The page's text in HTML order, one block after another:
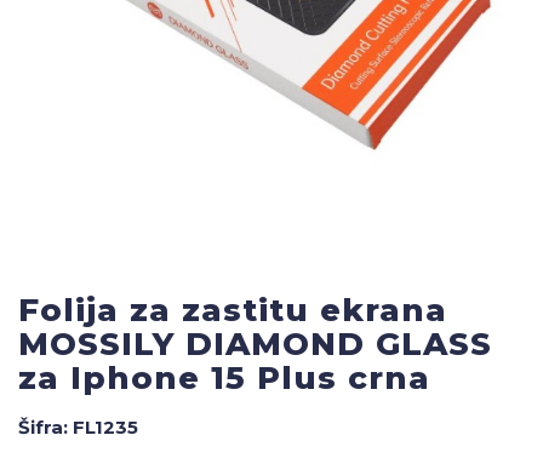
Folija za zastitu ekrana
MOSSILY DIAMOND GLASS
za Iphone 15 Plus crna
Šifra: FL1235